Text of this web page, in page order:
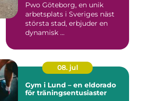
Pwo Göteborg, en unik
arbetsplats i Sveriges näst
största stad, erbjuder en
dynamisk ...
08. jul
Gym i Lund – en eldorado
för träningsentusiaster